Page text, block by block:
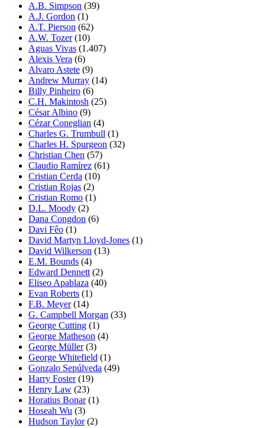
A.B. Simpson (39)
A.J. Gordon (1)
A.T. Pierson (62)
A.W. Tozer(10)
Aguas Vivas (1.407)
Alexis Vera (6)
Alvaro Astete (9)
Andrew Murray (14)
Billy Pinheiro (6)
C.H. Makintosh (25)
César Albino (9)
Cézar Coneglian (4)
Charles G. Trumbull (1)
Charles H. Spurgeon (32)
Christian Chen (57)
Claudio Ramírez (61)
Cristian Cerda (10)
Cristian Rojas (2)
Cristian Romo (1)
D.L. Moody (2)
Dana Congdon (6)
Davi Fêo (1)
David Martyn Lloyd-Jones (1)
David Wilkerson (13)
E.M. Bounds (4)
Edward Dennett(2)
Eliseo Apablaza (40)
Evan Roberts (1)
F.B. Meyer(14)
G. Campbell Morgan (33)
George Cutting (1)
George Matheson (4)
George Müller(3)
George Whitefield (1)
Gonzalo Sepúlveda (49)
Harry Foster(19)
Henry Law (23)
Horatius Bonar(1)
Hoseah Wu (3)
Hudson Taylor(2)